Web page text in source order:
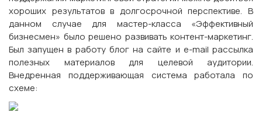
хороших результатов в долгосрочной перспективе. В
данном случае для мастер-класса «Эффективный
бизнесмен» было решено развивать контент-маркетинг.
Был запущен в работу блог на сайте и e-mail рассылка
полезных материалов для целевой аудитории.
Внедренная поддерживающая система работала по
схеме: